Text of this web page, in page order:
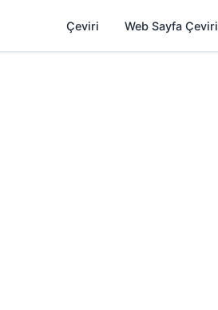
Çeviri Web Sayfa Çeviri